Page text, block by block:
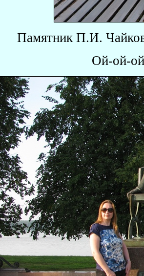
Памятник П.И.
Ой-ой-